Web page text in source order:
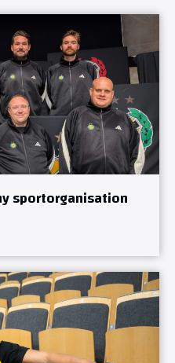
sportorganisation